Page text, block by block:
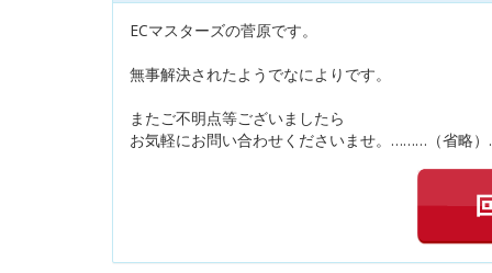
ECマスターズの菅原です。
無事解決されたようでなによりです。
またご不明点等ございましたら
お気軽にお問い合わせくださいませ。………（省略